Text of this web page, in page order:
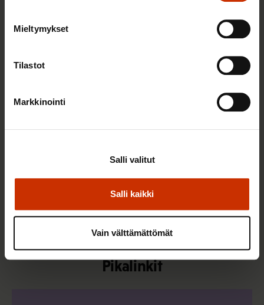
Mieltymykset
Tilastot
Markkinointi
Salli kaikki
Salli valitut
Vain välttämättömät
työsuhdeneuvonnan asiantuntijaksi
Kaikki uutiset ja puheenaiheet
Pikalinkit